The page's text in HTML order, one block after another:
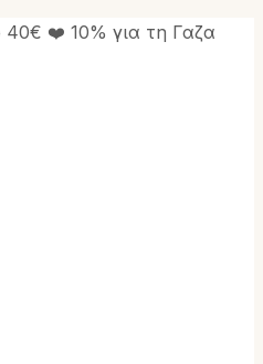
❤️ 10% για τη Γαζα